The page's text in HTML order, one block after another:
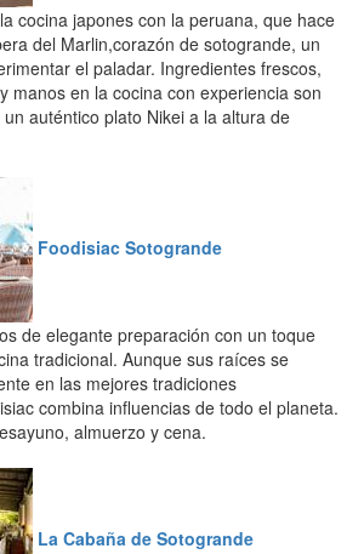
cocina japones con la peruana, que hace
del Marlin,corazón de sotogrande, un
el paladar. Ingredientes frescos,
manos en la cocina con experiencia son
auténtico plato Nikei a la altura de
Foodisiac Sotogrande
de elegante preparación con un toque
tradicional. Aunque sus raíces se
en las mejores tradiciones
combina influencias de todo el planeta.
almuerzo y cena.
La Cabaña de Sotogrande